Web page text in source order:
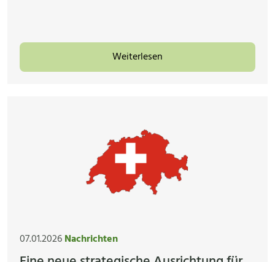
Weiterlesen
07.01.2026Nachrichten